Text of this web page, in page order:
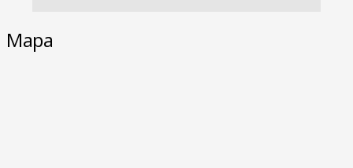
Mapa